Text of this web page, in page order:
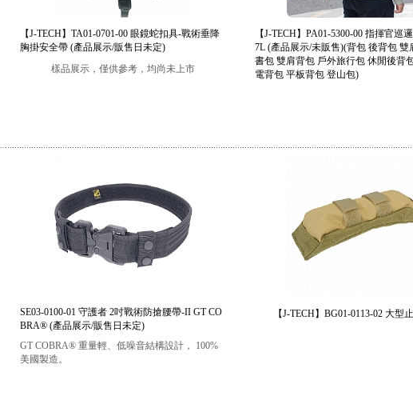
【J-TECH】TA01-0701-00 眼鏡蛇扣具-戰術垂降
胸掛安全帶 (產品展示/販售日未定)
樣品展示，僅供參考，均尚未上市
【J-TECH】PA01-5300-00 指揮官巡
7L (產品展示/未販售)(背包 後背包 雙
書包 雙肩背包 戶外旅行包 休閒後背
電背包 平板背包 登山包)
SE03-0100-01 守護者 2吋戰術防搶腰帶-II GT CO
BRA® (產品展示/販售日未定)
GT COBRA® 重量輕、低噪音結構設計， 100%
美國製造。
【J-TECH】BG01-0113-02 大型